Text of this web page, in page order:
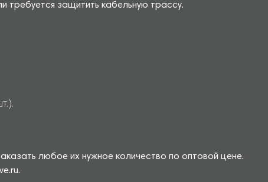
защитить кабельную трассу.
любое их нужное количество по оптовой цене.